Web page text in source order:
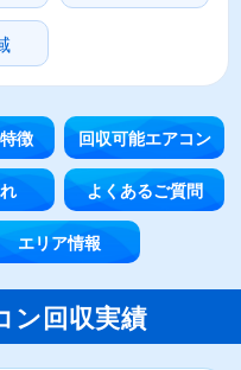
徴 回収可能エアコン
よくあるご質問
エリア情報
ン回収実績